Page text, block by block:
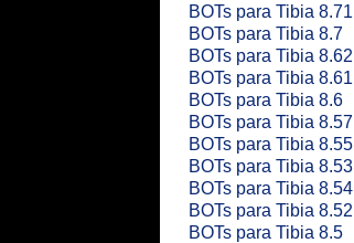
BOTs para Tibia 8.71
BOTs para Tibia 8.7
BOTs para Tibia 8.62
BOTs para Tibia 8.61
BOTs para Tibia 8.6
BOTs para Tibia 8.57
BOTs para Tibia 8.55
BOTs para Tibia 8.53
BOTs para Tibia 8.54
BOTs para Tibia 8.52
BOTs para Tibia 8.5